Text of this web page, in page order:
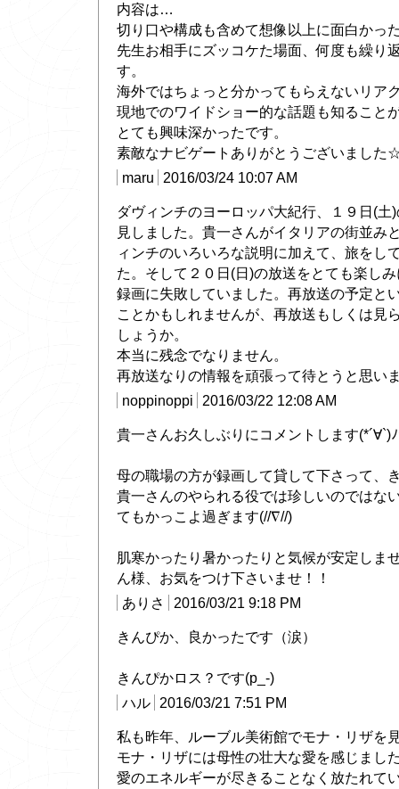
内容は…
切り口や構成も含めて想像以上に面白かっ
先生お相手にズッコケた場面、何度も繰り
す。
海外ではちょっと分かってもらえないリア
現地でのワイドショー的な話題も知ること
とても興味深かったです。
素敵なナビゲートありがとうございました
maru
2016/03/24 10:07 AM
ダヴィンチのヨーロッパ大紀行、１９日(土
見しました。貴一さんがイタリアの街並み
ィンチのいろいろな説明に加えて、旅をし
た。そして２０日(日)の放送をとても楽し
録画に失敗していました。再放送の予定と
ことかもしれませんが、再放送もしくは見
しょうか。
本当に残念でなりません。
再放送なりの情報を頑張って待とうと思い
noppinoppi
2016/03/22 12:08 AM
貴一さんお久しぶりにコメントします(*´∀`)
母の職場の方が録画して貸して下さって、
貴一さんのやられる役では珍しいのではな
てもかっこよ過ぎます(//∇//)
肌寒かったり暑かったりと気候が安定しま
ん様、お気をつけ下さいませ！！
ありさ
2016/03/21 9:18 PM
きんぴか、良かったです（涙）
きんぴかロス？です(p_-)
ハル
2016/03/21 7:51 PM
私も昨年、ルーブル美術館でモナ・リザを
モナ・リザには母性の壮大な愛を感じまし
愛のエネルギーが尽きることなく放たれて